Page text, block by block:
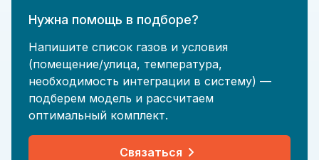
Нужна помощь в подборе?
Напишите список газов и условия
(помещение/улица, температура,
необходимость интеграции в систему) —
подберем модель и рассчитаем
оптимальный комплект.
Связаться